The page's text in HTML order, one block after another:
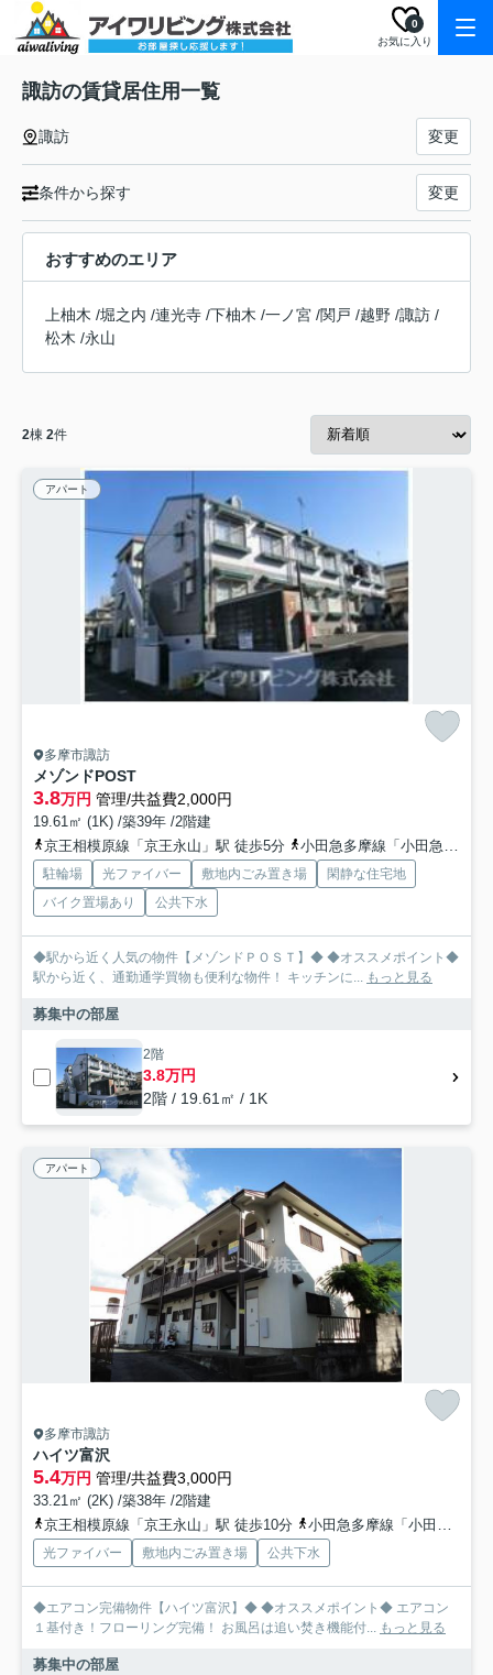
お気に入り
0
諏訪の賃貸居住用一覧
諏訪 変更
条件から探す 変更
おすすめのエリア
上柚木 /堀之内 /連光寺 /下柚木 /一ノ宮 /関戸 /越野 /諏訪 /
松木 /永山
2棟 2件
アパート
多摩市諏訪
メゾンドPOST
3.8万円 管理/共益費2,000円
19.61㎡ (1K) /築39年 /2階建
京王相模原線「京王永山」駅 徒歩5分
小田急多摩線「小田急永山」駅 徒歩5分
駐輪場 光ファイバー 敷地内ごみ置き場
閑静な住宅地
バイク置場あり
公共下水
◆駅から近く人気の物件【メゾンドＰＯＳＴ】◆ ◆オススメポイント◆
駅から近く、通勤通学買物も便利な物件！ キッチンに... もっと見る
募集中の部屋
2階
3.8万円
2階 / 19.61㎡ / 1K
アパート
多摩市諏訪
ハイツ富沢
5.4万円 管理/共益費3,000円
33.21㎡ (2K) /築38年 /2階建
京王相模原線「京王永山」駅 徒歩10分
小田急多摩線「小田急永山」駅 徒歩11分
光ファイバー 敷地内ごみ置き場 公共下水
◆エアコン完備物件【ハイツ富沢】◆ ◆オススメポイント◆ エアコン
１基付き！フローリング完備！ お風呂は追い焚き機能付... もっと見る
募集中の部屋